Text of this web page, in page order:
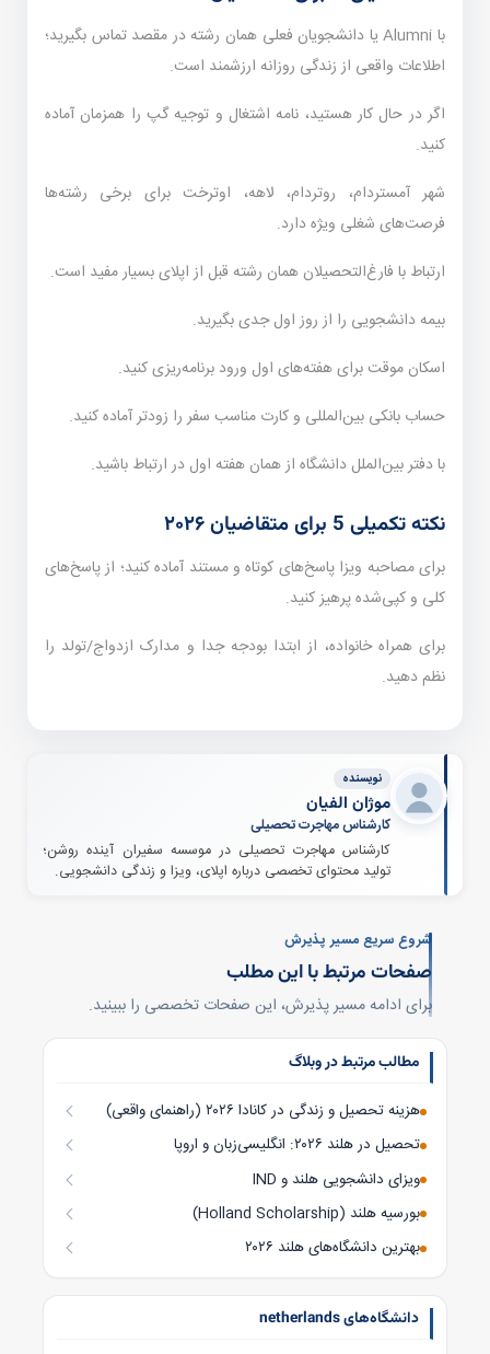
با Alumni یا دانشجویان فعلی همان رشته در مقصد تماس بگیرید؛
اطلاعات واقعی از زندگی روزانه ارزشمند است.
اگر در حال کار هستید، نامه اشتغال و توجیه گپ را همزمان آماده
کنید.
شهر آمستردام، روتردام، لاهه، اوترخت برای برخی رشته‌ها
فرصت‌های شغلی ویژه دارد.
ارتباط با فارغ‌التحصیلان همان رشته قبل از اپلای بسیار مفید است.
بیمه دانشجویی را از روز اول جدی بگیرید.
اسکان موقت برای هفته‌های اول ورود برنامه‌ریزی کنید.
حساب بانکی بین‌المللی و کارت مناسب سفر را زودتر آماده کنید.
با دفتر بین‌الملل دانشگاه از همان هفته اول در ارتباط باشید.
نکته تکمیلی 5 برای متقاضیان ۲۰۲۶
برای مصاحبه ویزا پاسخ‌های کوتاه و مستند آماده کنید؛ از پاسخ‌های
کلی و کپی‌شده پرهیز کنید.
برای همراه خانواده، از ابتدا بودجه جدا و مدارک ازدواج/تولد را
نظم دهید.
نویسنده
موژان الفیان
کارشناس مهاجرت تحصیلی
کارشناس مهاجرت تحصیلی در موسسه سفیران آینده روشن؛
تولید محتوای تخصصی درباره اپلای، ویزا و زندگی دانشجویی.
شروع سریع مسیر پذیرش
صفحات مرتبط با این مطلب
برای ادامه مسیر پذیرش، این صفحات تخصصی را ببینید.
مطالب مرتبط در وبلاگ
هزینه تحصیل و زندگی در کانادا ۲۰۲۶ (راهنمای واقعی)
تحصیل در هلند ۲۰۲۶: انگلیسی‌زبان و اروپا
ویزای دانشجویی هلند و IND
بورسیه هلند (Holland Scholarship)
بهترین دانشگاه‌های هلند ۲۰۲۶
دانشگاه‌های netherlands